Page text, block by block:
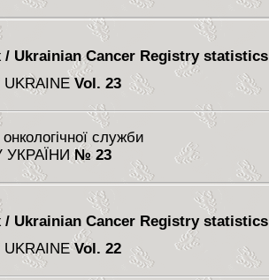
/ Ukrainian Cancer Registry statistics
UKRAINE Vol. 23
служби
УКРАЇНИ№ 23
/ Ukrainian Cancer Registry statistics
UKRAINEVol. 22